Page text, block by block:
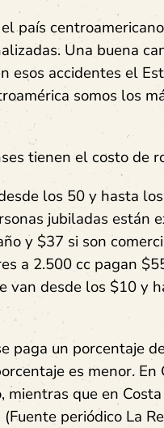
país
Una buena
esos accidentes el
somos los
tienen el costo de
los 50 y hasta
jubiladas están
y $37 si son
a 2.500 cc pagan
van desde los $10 y
paga un porcentaje
es menor.
mientras que en
periódico La